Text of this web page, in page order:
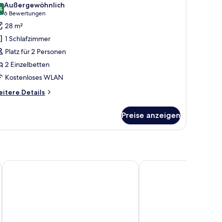
von 10
Außergewöhnlich
6 Bewertungen
(6
Bewertungen)
28 m²
1 Schlafzimmer
Platz für 2 Personen
2 Einzelbetten
Kostenloses WLAN
Details
Preise anzeigen
Les Bains De Spa Van der Valk Hotel Spa